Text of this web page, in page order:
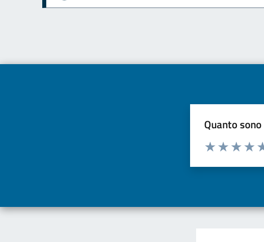
Quanto
Valuta da 1 a 5 stelle la